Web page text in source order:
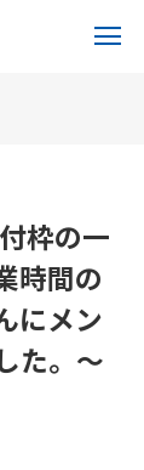
枠の一
時間の
にメン
た。～